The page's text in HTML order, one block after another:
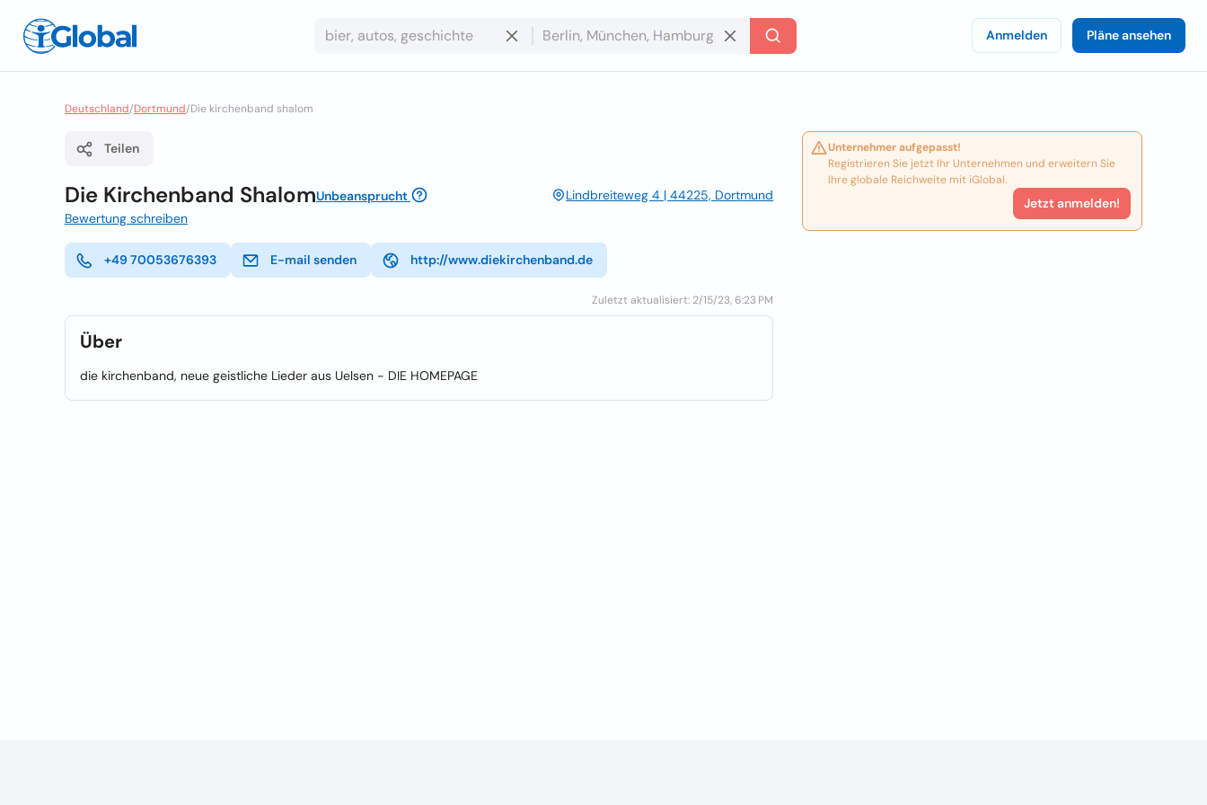
Anmelden Pläne ansehen
Deutschland/Dortmund/Die kirchenband shalom
Teilen
Die Kirchenband ShalomUnbeansprucht
Lindbreiteweg 4 | 44225, Dortmund
Bewertung schreiben
+49 70053676393 E-mail senden http://www.diekirchenband.de
Zuletzt aktualisiert: 2/15/23, 6:23 PM
Über
die kirchenband, neue geistliche Lieder aus Uelsen - DIE HOMEPAGE
Unternehmer aufgepasst!
Registrieren Sie jetzt Ihr Unternehmen und erweitern Sie
Ihre globale Reichweite mit iGlobal.
Jetzt anmelden!